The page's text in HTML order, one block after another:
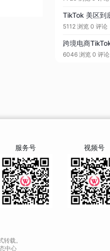
5112 浏览 0 评论
6046 浏览 0 评论
服务号 视频号
载。
中心